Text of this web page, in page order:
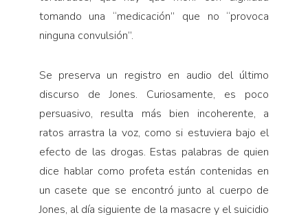
tomando una “medicación” que no “provoca
ninguna convulsión”.
Se preserva un registro en audio del último
discurso de Jones. Curiosamente, es poco
persuasivo, resulta más bien incoherente, a
ratos arrastra la voz, como si estuviera bajo el
efecto de las drogas. Estas palabras de quien
dice hablar como profeta están contenidas en
un casete que se encontró junto al cuerpo de
Jones, al día siguiente de la masacre y el suicidio